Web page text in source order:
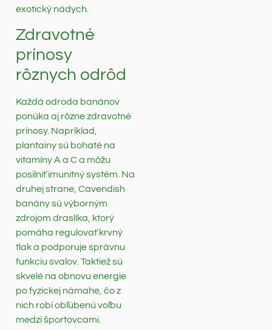
exotický nádych.
Zdravotné
prínosy
rôznych odrôd
Každá odroda banánov
ponúka aj rôzne zdravotné
prínosy. Napríklad,
plantainy sú bohaté na
vitamíny A a C a môžu
posilniť imunitný systém. Na
druhej strane, Cavendish
banány sú výborným
zdrojom draslíka, ktorý
pomáha regulovať krvný
tlak a podporuje správnu
funkciu svalov. Taktiež sú
skvelé na obnovu energie
po fyzickej námahe, čo z
nich robí obľúbenú voľbu
medzi športovcami.